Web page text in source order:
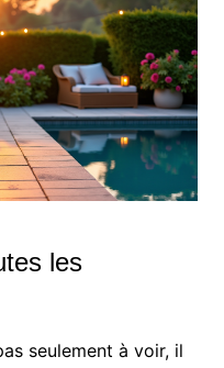
les
seulement à voir, il